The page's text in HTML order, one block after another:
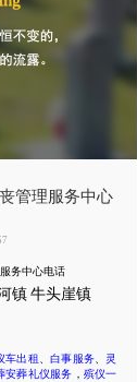
管理服务中心
务中心电话
镇 牛头崖镇
车出租 、白事服务
灵
安葬礼仪服务 ， 殡仪一